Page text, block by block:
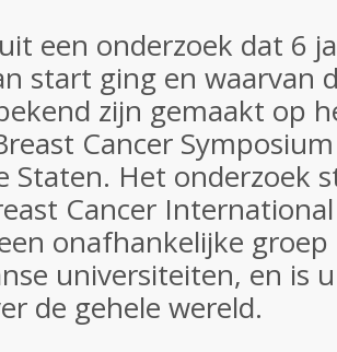
een onderzoek dat 6
start ging en waarvan
zijn gemaakt op
Cancer Symposium
Staten. Het onderzoek
Cancer
onafhankelijke
universiteiten, en is
de gehele wereld.